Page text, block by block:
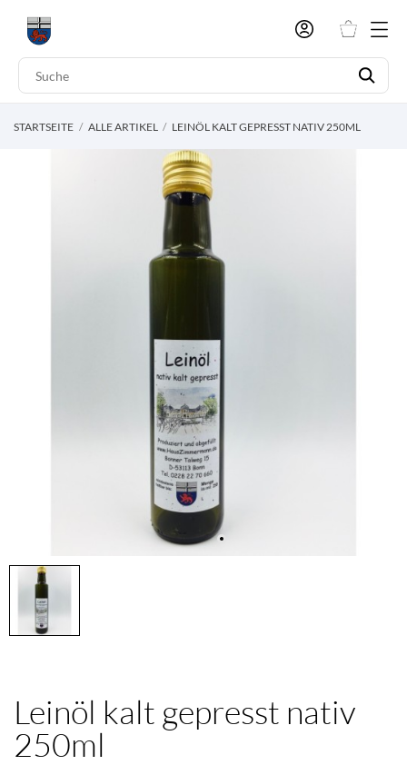
STARTSEITE ALLE ARTIKEL LEINÖL KALT GEPRESST NATIV 250ML
Leinöl kalt gepresst nativ
250ml